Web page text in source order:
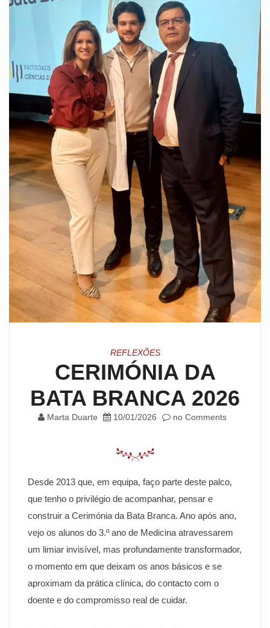
REFLEXÕES
CERIMÓNIA DA
BATA BRANCA 2026
Marta Duarte 10/01/2026 no Comments
Desde 2013 que, em equipa, faço parte deste palco,
que tenho o privilégio de acompanhar, pensar e
construir a Cerimónia da Bata Branca. Ano após ano,
vejo os alunos do 3.º ano de Medicina atravessarem
um limiar invisível, mas profundamente transformador,
o momento em que deixam os anos básicos e se
aproximam da prática clínica, do contacto com o
doente e do compromisso real de cuidar.